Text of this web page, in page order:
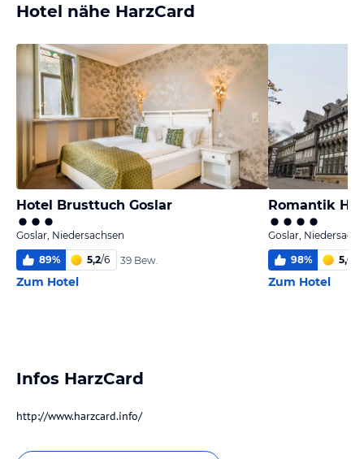
Hotel nähe HarzCard
Hotel Brusttuch Goslar
Goslar, Niedersachsen
89% 5,2/6 39 Bew.
Zum Hotel
Romantik
Goslar,
98% 5,6
Zum Hotel
Infos HarzCard
http://www.harzcard.info/